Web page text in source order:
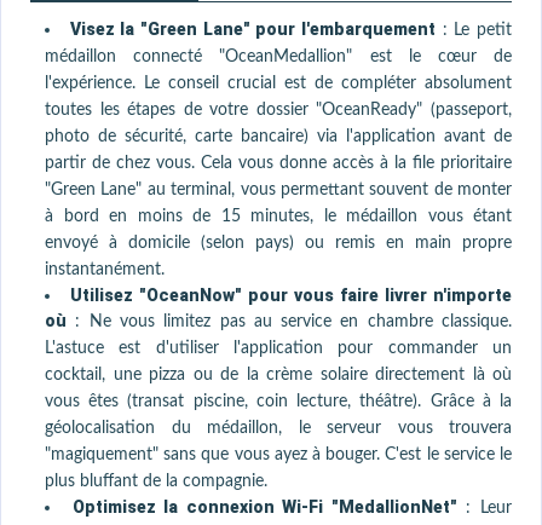
Visez la "Green Lane" pour l'embarquement : Le petit
médaillon connecté "OceanMedallion" est le cœur de
l'expérience. Le conseil crucial est de compléter absolument
toutes les étapes de votre dossier "OceanReady" (passeport,
photo de sécurité, carte bancaire) via l'application avant de
partir de chez vous. Cela vous donne accès à la file prioritaire
"Green Lane" au terminal, vous permettant souvent de monter
à bord en moins de 15 minutes, le médaillon vous étant
envoyé à domicile (selon pays) ou remis en main propre
instantanément.
Utilisez "OceanNow" pour vous faire livrer n'importe
où
:
Ne vous limitez pas au service en chambre classique.
L'astuce est d'utiliser l'application pour commander un
cocktail, une pizza ou de la crème solaire directement là où
vous êtes (transat piscine, coin lecture, théâtre). Grâce à la
géolocalisation du médaillon, le serveur vous trouvera
"magiquement" sans que vous ayez à bouger. C'est le service le
plus bluffant de la compagnie.
Optimisez la connexion Wi-Fi "MedallionNet" :
Leur